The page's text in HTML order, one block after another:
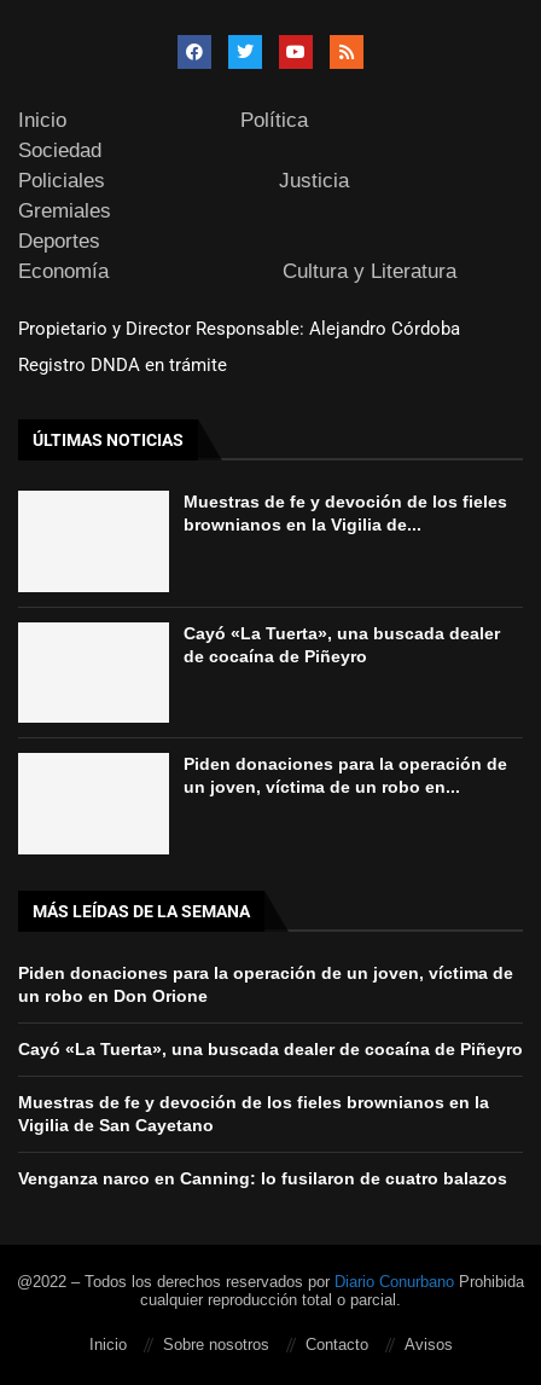
Inicio
Política
Sociedad
Policiales
Justicia
Gremiales
Deportes
Economía
Cultura y Literatura
Propietario y Director Responsable: Alejandro Córdoba
Registro DNDA en trámite
ÚLTIMAS NOTICIAS
Muestras de fe y devoción de los fieles
brownianos en la Vigilia de...
Cayó «La Tuerta», una buscada dealer
de cocaína de Piñeyro
Piden donaciones para la operación de
un joven, víctima de un robo en...
MÁS LEÍDAS DE LA SEMANA
Piden donaciones para la operación de un joven, víctima de
un robo en Don Orione
Cayó «La Tuerta», una buscada dealer de cocaína de Piñeyro
Muestras de fe y devoción de los fieles brownianos en la
Vigilia de San Cayetano
Venganza narco en Canning: lo fusilaron de cuatro balazos
@2022 – Todos los derechos reservados por Diario Conurbano Prohibida
cualquier reproducción total o parcial.
Inicio Sobre nosotros Contacto Avisos